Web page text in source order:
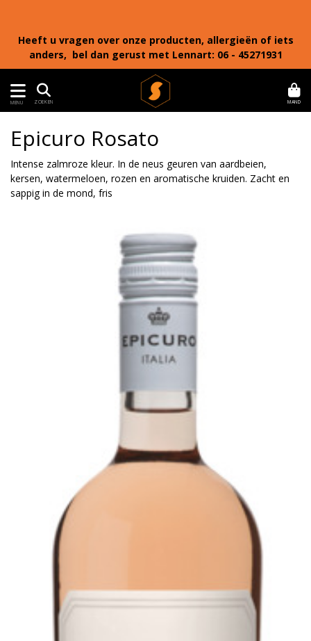
Heeft u vragen over onze producten, allergieën of iets
anders, bel dan gerust met Lennart: 06 - 45271931
MENU ZOEKEN MAND
Epicuro Rosato
Intense zalmroze kleur. In de neus geuren van aardbeien,
kersen, watermeloen, rozen en aromatische kruiden. Zacht en
sappig in de mond, fris